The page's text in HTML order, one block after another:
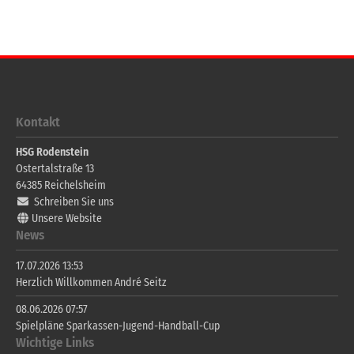
Kontakt
HSG Rodenstein
Ostertalstraße 13
64385 Reichelsheim
Schreiben Sie uns
Unsere Website
News
17.07.2026 13:53
Herzlich Willkommen André Seitz
08.06.2026 07:57
Spielpläne Sparkassen-Jugend-Handball-Cup
Wichtige Links